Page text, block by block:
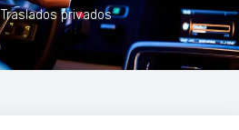
Traslados privados